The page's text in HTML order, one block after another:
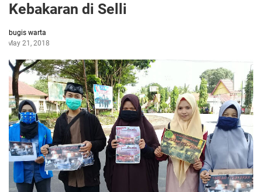
Kebakaran di Selli
bugis warta
May 21, 2018